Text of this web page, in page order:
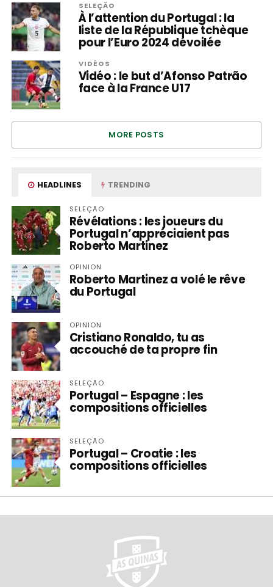
SELEÇÃO
À l’attention du Portugal : la
liste de la République tchèque
pour l’Euro 2024 dévoilée
VIDÉOS
Vidéo : le but d’Afonso Patrão
face à la France U17
MORE POSTS
HEADLINES TRENDING
SELEÇÃO
Révélations : les joueurs du
Portugal n’appréciaient pas
Roberto Martinez
OPINION
Roberto Martinez a volé le rêve
du Portugal
OPINION
Cristiano Ronaldo, tu as
accouché de ta propre fin
SELEÇÃO
Portugal – Espagne : les
compositions officielles
SELEÇÃO
Portugal – Croatie : les
compositions officielles